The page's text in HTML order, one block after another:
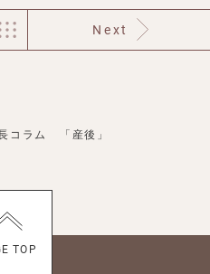
Next
コラム 「産後」
TOP